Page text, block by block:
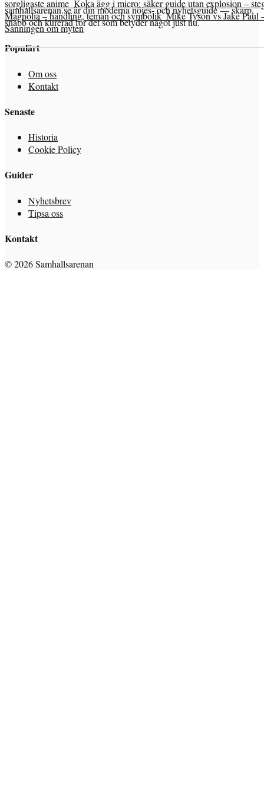
sorgligaste anime Koka ägg i micro: säker guide utan explosion –
Magnolia – handling, teman och symbolik Mike Tyson vs Jake Paul
Sanningen om myten
samhallsarenan.se är din moderna nöjes- och nyhetsguide — skarp,
snabb och kurerad för det som betyder något just nu.
Populärt
Om oss
Kontakt
Senaste
Historia
Cookie Policy
Guider
Nyhetsbrev
Tipsa oss
Kontakt
© 2026 Samhallsarenan